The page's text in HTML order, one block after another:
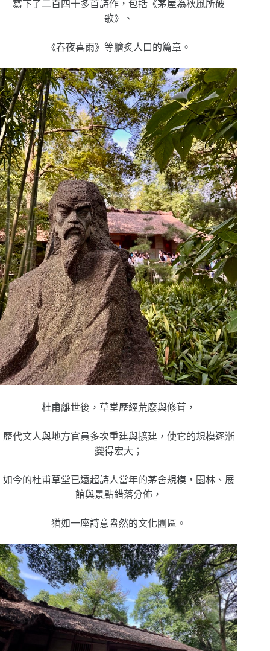
寫下了二百四十多首詩作，包括《茅屋為秋風所破
歌》、
《春夜喜雨》等膾炙人口的篇章。
杜甫離世後，草堂歷經荒廢與修葺，
歷代文人與地方官員多次重建與擴建，使它的規模逐漸
變得宏大；
如今的杜甫草堂已遠超詩人當年的茅舍規模，園林、展
館與景點錯落分佈，
猶如一座詩意盎然的文化園區。